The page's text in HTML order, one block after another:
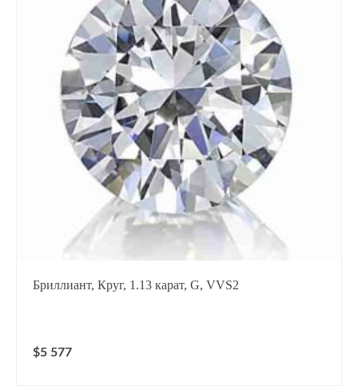
Бриллиант, Круг, 1.13 карат, G, VVS2
$5 577